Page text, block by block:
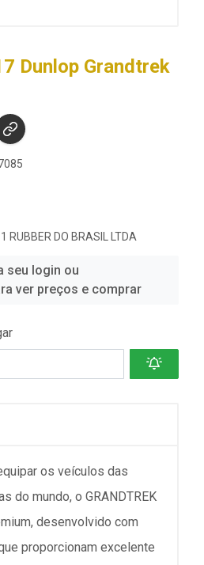
Dunlop Grandtrek
RUBBER DO BRASIL LTDA
seu login ou
ver preços e comprar
os veículos das
do mundo, o GRANDTREK
desenvolvido com
proporcionam excelente